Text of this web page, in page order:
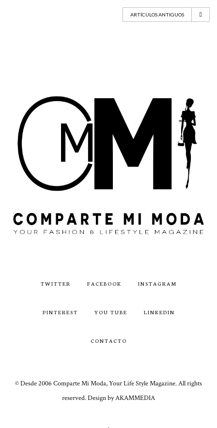
ARTÍCULOS ANTIGUOS
TWITTER FACEBOOK INSTAGRAM
PINTEREST YOU TUBE LINKEDIN
CONTACTO
© Desde 2006 Comparte Mi Moda, Your Life Style Magazine. All rights
reserved. Design by AKAMMEDIA